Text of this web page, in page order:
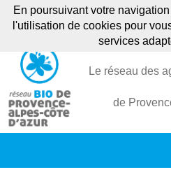
Le réseau des
de
En poursuivant votre
l'utilisation de cookies pour
services